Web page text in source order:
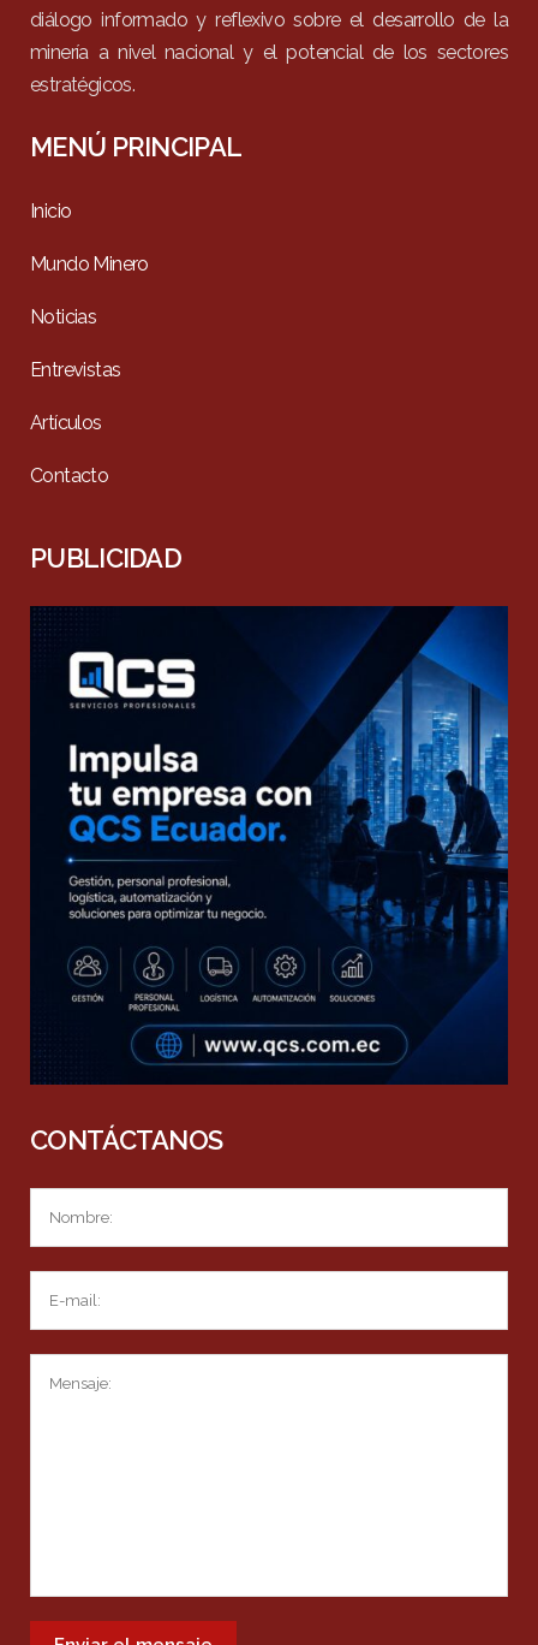
diálogo informado y reflexivo sobre el desarrollo de la
minería a nivel nacional y el potencial de los sectores
estratégicos.
MENÚ PRINCIPAL
Inicio
Mundo Minero
Noticias
Entrevistas
Artículos
Contacto
PUBLICIDAD
CONTÁCTANOS